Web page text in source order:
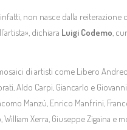
non nasce dalla reiterazione
dichiara Luigi Codemo,
di artisti come Libero
Aldo Carpi, Giancarlo e
Manzù, Enrico Manfrini,
Xerra, Giuseppe Zigaina e